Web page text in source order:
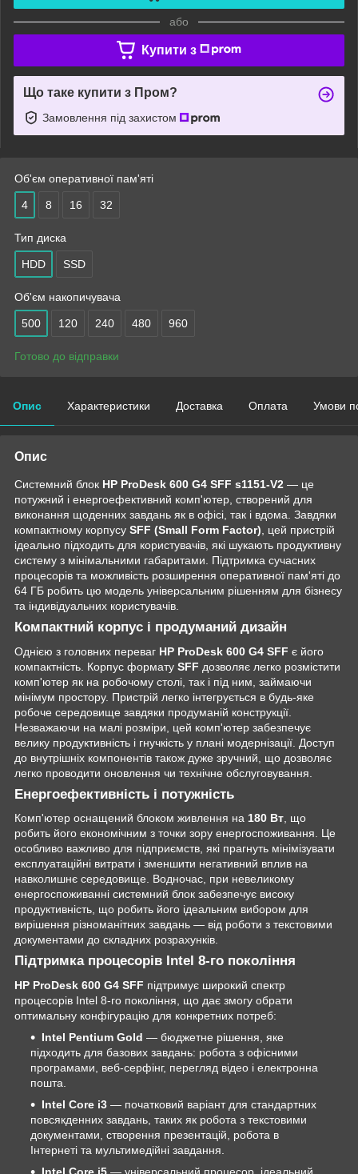
або
Купити з
Що таке купити з Пром?
Замовлення під захистом
Об'єм оперативної пам'яті
4 8 16 32
Тип диска
HDD SSD
Об'єм накопичувача
500 120 240 480 960
Готово до відправки
Опис Характеристики Доставка Оплата Умови
Опис
Системний блок HP ProDesk 600 G4 SFF s1151-V2 — це
потужний і енергоефективний комп'ютер, створений для
виконання щоденних завдань як в офісі, так і вдома. Завдяки
компактному корпусу SFF (Small Form Factor) , цей пристрій
ідеально підходить для користувачів, які шукають продуктивну
систему з мінімальними габаритами. Підтримка сучасних
процесорів та можливість розширення оперативної пам'яті до
64 ГБ робить цю модель універсальним рішенням для бізнесу
та індивідуальних користувачів.
Компактний корпус і продуманий дизайн
Однією з головних переваг HP ProDesk 600 G4 SFF є його
компактність. Корпус формату SFF дозволяє легко розмістити
комп'ютер як на робочому столі, так і під ним, займаючи
мінімум простору. Пристрій легко інтегрується в будь-яке
робоче середовище завдяки продуманій конструкції.
Незважаючи на малі розміри, цей комп'ютер забезпечує
велику продуктивність і гнучкість у плані модернізації. Доступ
до внутрішніх компонентів також дуже зручний, що дозволяє
легко проводити оновлення чи технічне обслуговування.
Енергоефективність і потужність
Комп'ютер оснащений блоком живлення на 180 Вт, що
робить його економічним з точки зору енергоспоживання. Це
особливо важливо для підприємств, які прагнуть мінімізувати
експлуатаційні витрати і зменшити негативний вплив на
навколишнє середовище. Водночас, при невеликому
енергоспоживанні системний блок забезпечує високу
продуктивність, що робить його ідеальним вибором для
вирішення різноманітних завдань — від роботи з текстовими
документами до складних розрахунків.
Підтримка процесорів Intel 8-го покоління
HP ProDesk 600 G4 SFF підтримує широкий спектр
процесорів Intel 8-го покоління, що дає змогу обрати
оптимальну конфігурацію для конкретних потреб:
Intel Pentium Gold — бюджетне рішення, яке
підходить для базових завдань: робота з офісними
програмами, веб-серфінг, перегляд відео і електронна
пошта.
Intel Core i3 — початковий варіант для стандартних
повсякденних завдань, таких як робота з текстовими
документами, створення презентацій, робота в
Інтернеті та мультимедійні завдання.